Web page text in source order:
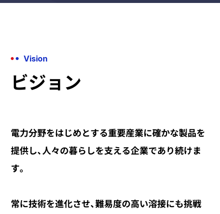
Vision
ビジョン
電力分野をはじめとする重要産業に確かな製品を
提供し、人々の暮らしを支える企業であり続けま
す。
常に技術を進化させ、難易度の高い溶接にも挑戦